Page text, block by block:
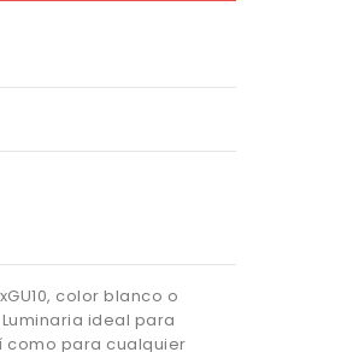
color blanco o
ideal para
como para cualquier